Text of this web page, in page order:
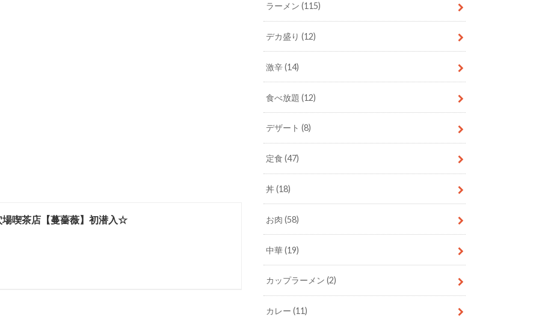
喫茶店【蔓薔薇】初潜入☆
ラーメン(115)
デカ盛り(12)
激辛(14)
食べ放題(12)
デザート(8)
定食(47)
丼(18)
お肉(58)
中華(19)
カップラーメン(2)
カレー(11)